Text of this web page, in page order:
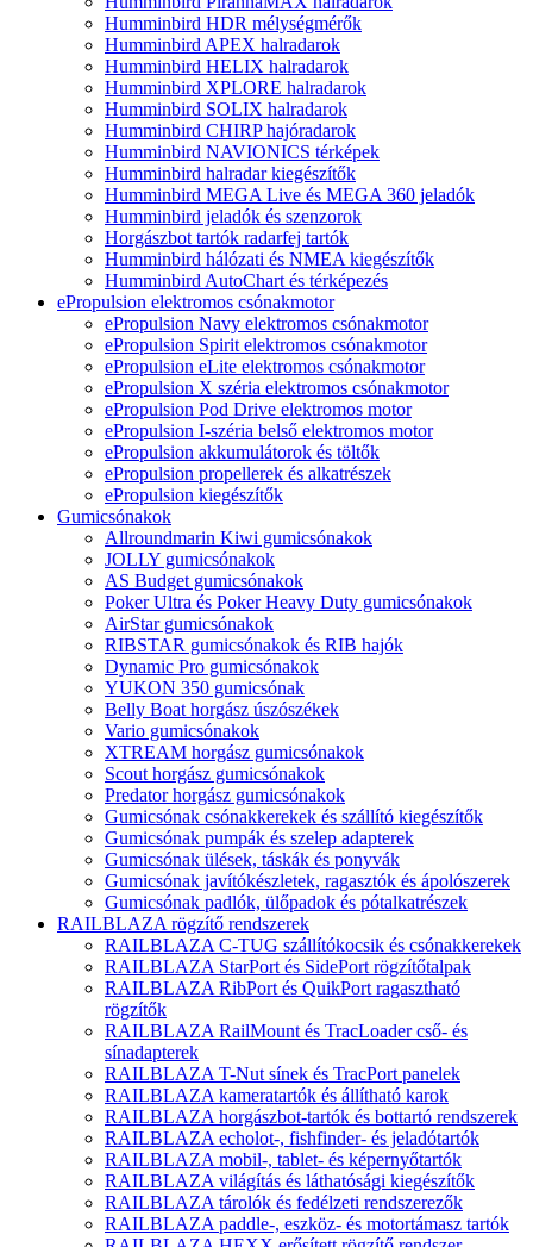
Humminbird HDR mélységmérők
Humminbird APEX halradarok
Humminbird HELIX halradarok
Humminbird XPLORE halradarok
Humminbird SOLIX halradarok
Humminbird CHIRP hajóradarok
Humminbird NAVIONICS térképek
Humminbird halradar kiegészítők
Humminbird MEGA Live és MEGA 360 jeladók
Humminbird jeladók és szenzorok
Horgászbot tartók radarfej tartók
Humminbird hálózati és NMEA kiegészítők
Humminbird AutoChart és térképezés
ePropulsion elektromos csónakmotor
ePropulsion Navy elektromos csónakmotor
ePropulsion Spirit elektromos csónakmotor
ePropulsion eLite elektromos csónakmotor
ePropulsion X széria elektromos csónakmotor
ePropulsion Pod Drive elektromos motor
ePropulsion I-széria belső elektromos motor
ePropulsion akkumulátorok és töltők
ePropulsion propellerek és alkatrészek
ePropulsion kiegészítők
Gumicsónakok
Allroundmarin Kiwi gumicsónakok
JOLLY gumicsónakok
AS Budget gumicsónakok
Poker Ultra és Poker Heavy Duty gumicsónakok
AirStar gumicsónakok
RIBSTAR gumicsónakok és RIB hajók
Dynamic Pro gumicsónakok
YUKON 350 gumicsónak
Belly Boat horgász úszószékek
Vario gumicsónakok
XTREAM horgász gumicsónakok
Scout horgász gumicsónakok
Predator horgász gumicsónakok
Gumicsónak csónakkerekek és szállító kiegészítők
Gumicsónak pumpák és szelep adapterek
Gumicsónak ülések, táskák és ponyvák
Gumicsónak javítókészletek, ragasztók és ápolószerek
Gumicsónak padlók, ülőpadok és pótalkatrészek
RAILBLAZA rögzítő rendszerek
RAILBLAZA C-TUG szállítókocsik és csónakkerekek
RAILBLAZA StarPort és SidePort rögzítőtalpak
RAILBLAZA RibPort és QuikPort ragasztható
rögzítők
RAILBLAZA RailMount és TracLoader cső- és
sínadapterek
RAILBLAZA T-Nut sínek és TracPort panelek
RAILBLAZA kameratartók és állítható karok
RAILBLAZA horgászbot-tartók és bottartó rendszerek
RAILBLAZA echolot-, fishfinder- és jeladótartók
RAILBLAZA mobil-, tablet- és képernyőtartók
RAILBLAZA világítás és láthatósági kiegészítők
RAILBLAZA tárolók és fedélzeti rendszerezők
RAILBLAZA paddle-, eszköz- és motortámasz tartók